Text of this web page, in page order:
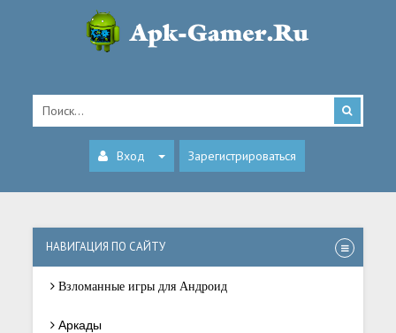
Вход Зарегистрироваться
НАВИГАЦИЯ ПО САЙТУ
Взломанные игры для Андроид
Аркады